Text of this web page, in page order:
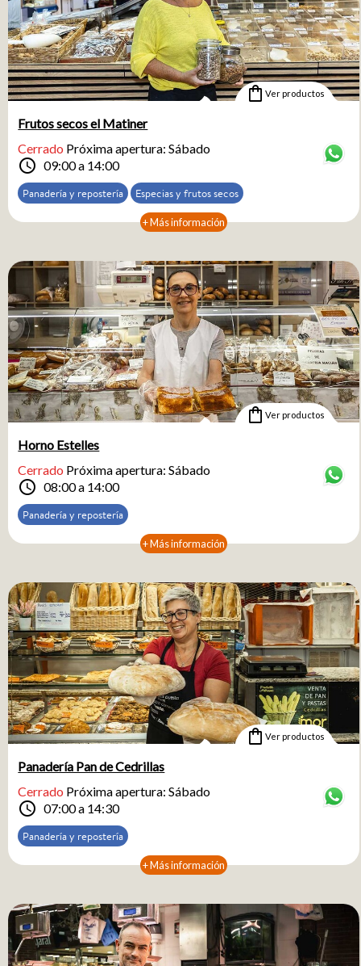
shopping_bag Ver productos
Frutos secos el Matiner
Cerrado Próxima apertura: Sábado
schedule 09:00 a 14:00
Panadería y repostería Especias y frutos secos
+ Más información
shopping_bag Ver productos
Horno Estelles
Cerrado Próxima apertura: Sábado
schedule 08:00 a 14:00
Panadería y repostería
+ Más información
shopping_bag Ver productos
Panadería Pan de Cedrillas
Cerrado Próxima apertura: Sábado
schedule 07:00 a 14:30
Panadería y repostería
+ Más información